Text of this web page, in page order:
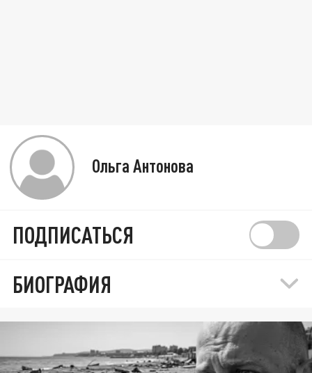
Ольга Антонова
ПОДПИСАТЬСЯ
БИОГРАФИЯ